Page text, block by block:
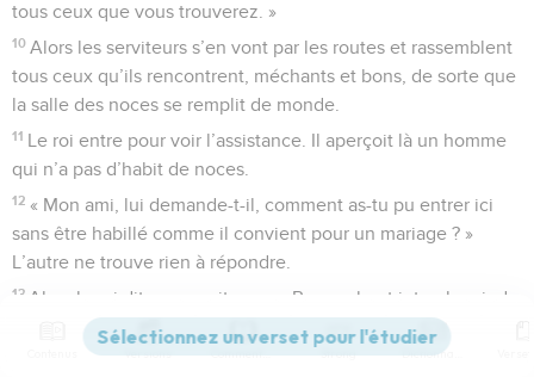
tous ceux que vous trouverez. »
10 Alors les serviteurs s’en vont par les routes et rassemblent
tous ceux qu’ils rencontrent, méchants et bons, de sorte que
la salle des noces se remplit de monde.
11 Le roi entre pour voir l’assistance. Il aperçoit là un homme
qui n’a pas d’habit de noces.
12 « Mon ami, lui demande-t-il, comment as-tu pu entrer ici
sans être habillé comme il convient pour un mariage ? »
L’autre ne trouve rien à répondre.
13 Alors le roi dit aux serviteurs : « Prenez-le et jetez-le, pieds
et poings liés, dans les ténèbres du dehors où il y a des
pleurs et d’amers regrets. »
Versions Commentaires Strong